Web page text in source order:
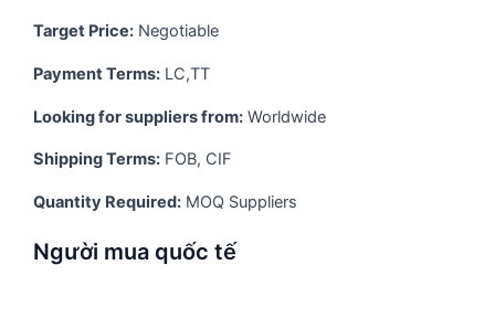
Target Price: Negotiable
Payment Terms: LC,TT
Looking for suppliers from: Worldwide
Shipping Terms: FOB, CIF
Quantity Required: MOQ Suppliers
Người mua quốc tế